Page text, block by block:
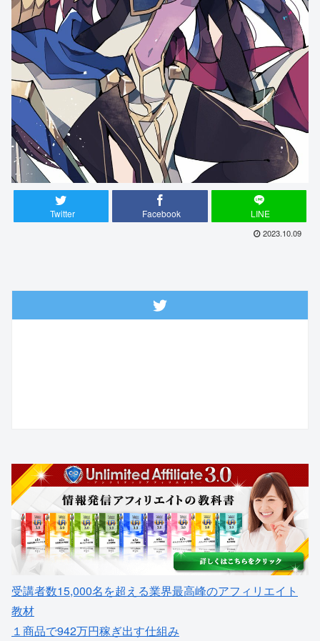
Twitter Facebook LINE
2023.10.09
受講者数15,000名を超える業界最高峰のアフィリエイト
教材
１商品で942万円稼ぎ出す仕組み